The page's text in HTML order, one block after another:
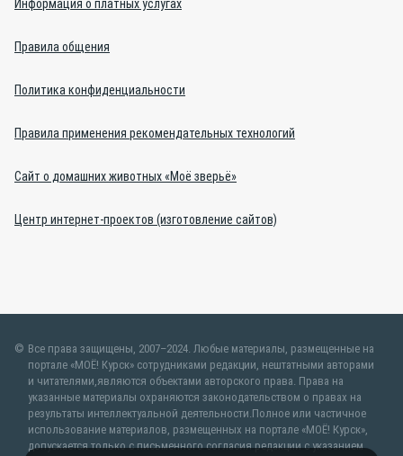
Информация о платных услугах
Правила общения
Политика конфиденциальности
Правила применения рекомендательных технологий
Сайт о домашних животных «Моё зверьё»
Центр интернет-проектов (изготовление сайтов)
Все права защищены, 2007–2024. Любые материалы, размещенные на
портале «МОЁ! Курск» сотрудниками редакции, нештатными авторами
и читателями,являются объектами авторского права. Права на
указанные материалы охраняются законодательством о правах на
результаты интеллектуальной деятельности.Полное или частичное
использование материалов, размещенных на портале «МОЁ! Курск»,
допускается только с письменного согласия редакции с указанием